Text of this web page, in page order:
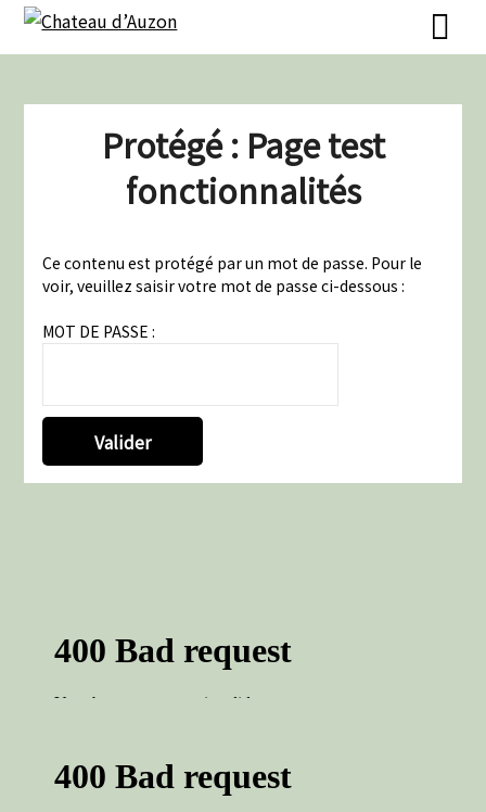
Skip
Skip
Protégé : Page test
fonctionnalités
Ce contenu est protégé par un mot de passe. Pour le
voir, veuillez saisir votre mot de passe ci-dessous :
MOT DE PASSE :